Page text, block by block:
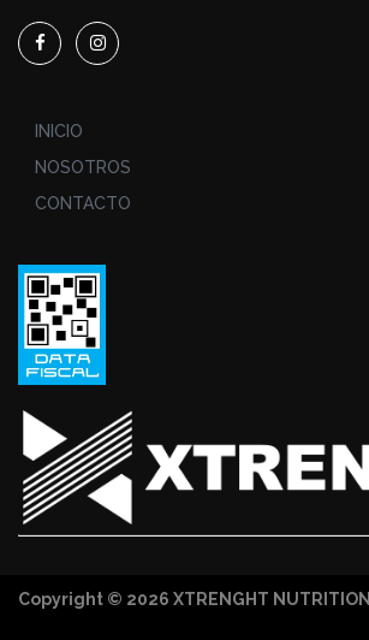
INICIO
NOSOTROS
CONTACTO
Copyright © 2026 XTRENGHT NUTRITION